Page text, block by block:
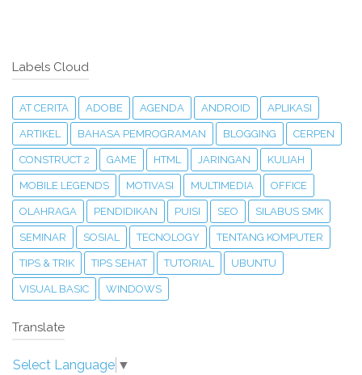
Labels Cloud
AT CERITA ADOBE AGENDA ANDROID APLIKASI
ARTIKEL BAHASA PEMROGRAMAN BLOGGING CERPEN
CONSTRUCT 2 GAME HTML JARINGAN KULIAH
MOBILE LEGENDS MOTIVASI MULTIMEDIA OFFICE
OLAHRAGA PENDIDIKAN PUISI SEO SILABUS SMK
SEMINAR SOSIAL TECNOLOGY TENTANG KOMPUTER
TIPS & TRIK TIPS SEHAT TUTORIAL UBUNTU
VISUAL BASIC WINDOWS
Translate
Select Language ▼